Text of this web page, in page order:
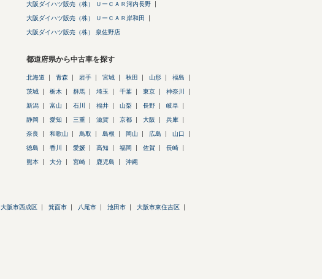
大阪ダイハツ販売（株） ＵーＣＡＲ河内長野
大阪ダイハツ販売（株） ＵーＣＡＲ岸和田
大阪ダイハツ販売（株） 泉佐野店
都道府県から中古車を探す
北海道 青森 岩手 宮城 秋田 山形 福島
茨城 栃木 群馬 埼玉 千葉 東京 神奈川
新潟 富山 石川 福井 山梨 長野 岐阜
静岡 愛知 三重 滋賀 京都 大阪 兵庫
奈良 和歌山 鳥取 島根 岡山 広島 山口
徳島 香川 愛媛 高知 福岡 佐賀 長崎
熊本 大分 宮崎 鹿児島 沖縄
大阪市西成区 箕面市 八尾市 池田市 大阪市東住吉区